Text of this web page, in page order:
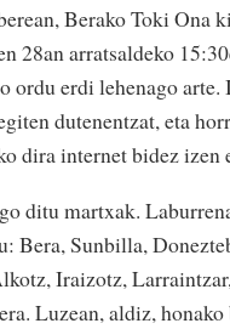
Berako Toki
28an arratsaldeko
ordu erdi lehenago
dutenentzat, eta
dira internet bidez izen
ditu martxak.
Bera, Sunbilla,
Iraizotz,
Luzean, aldiz,